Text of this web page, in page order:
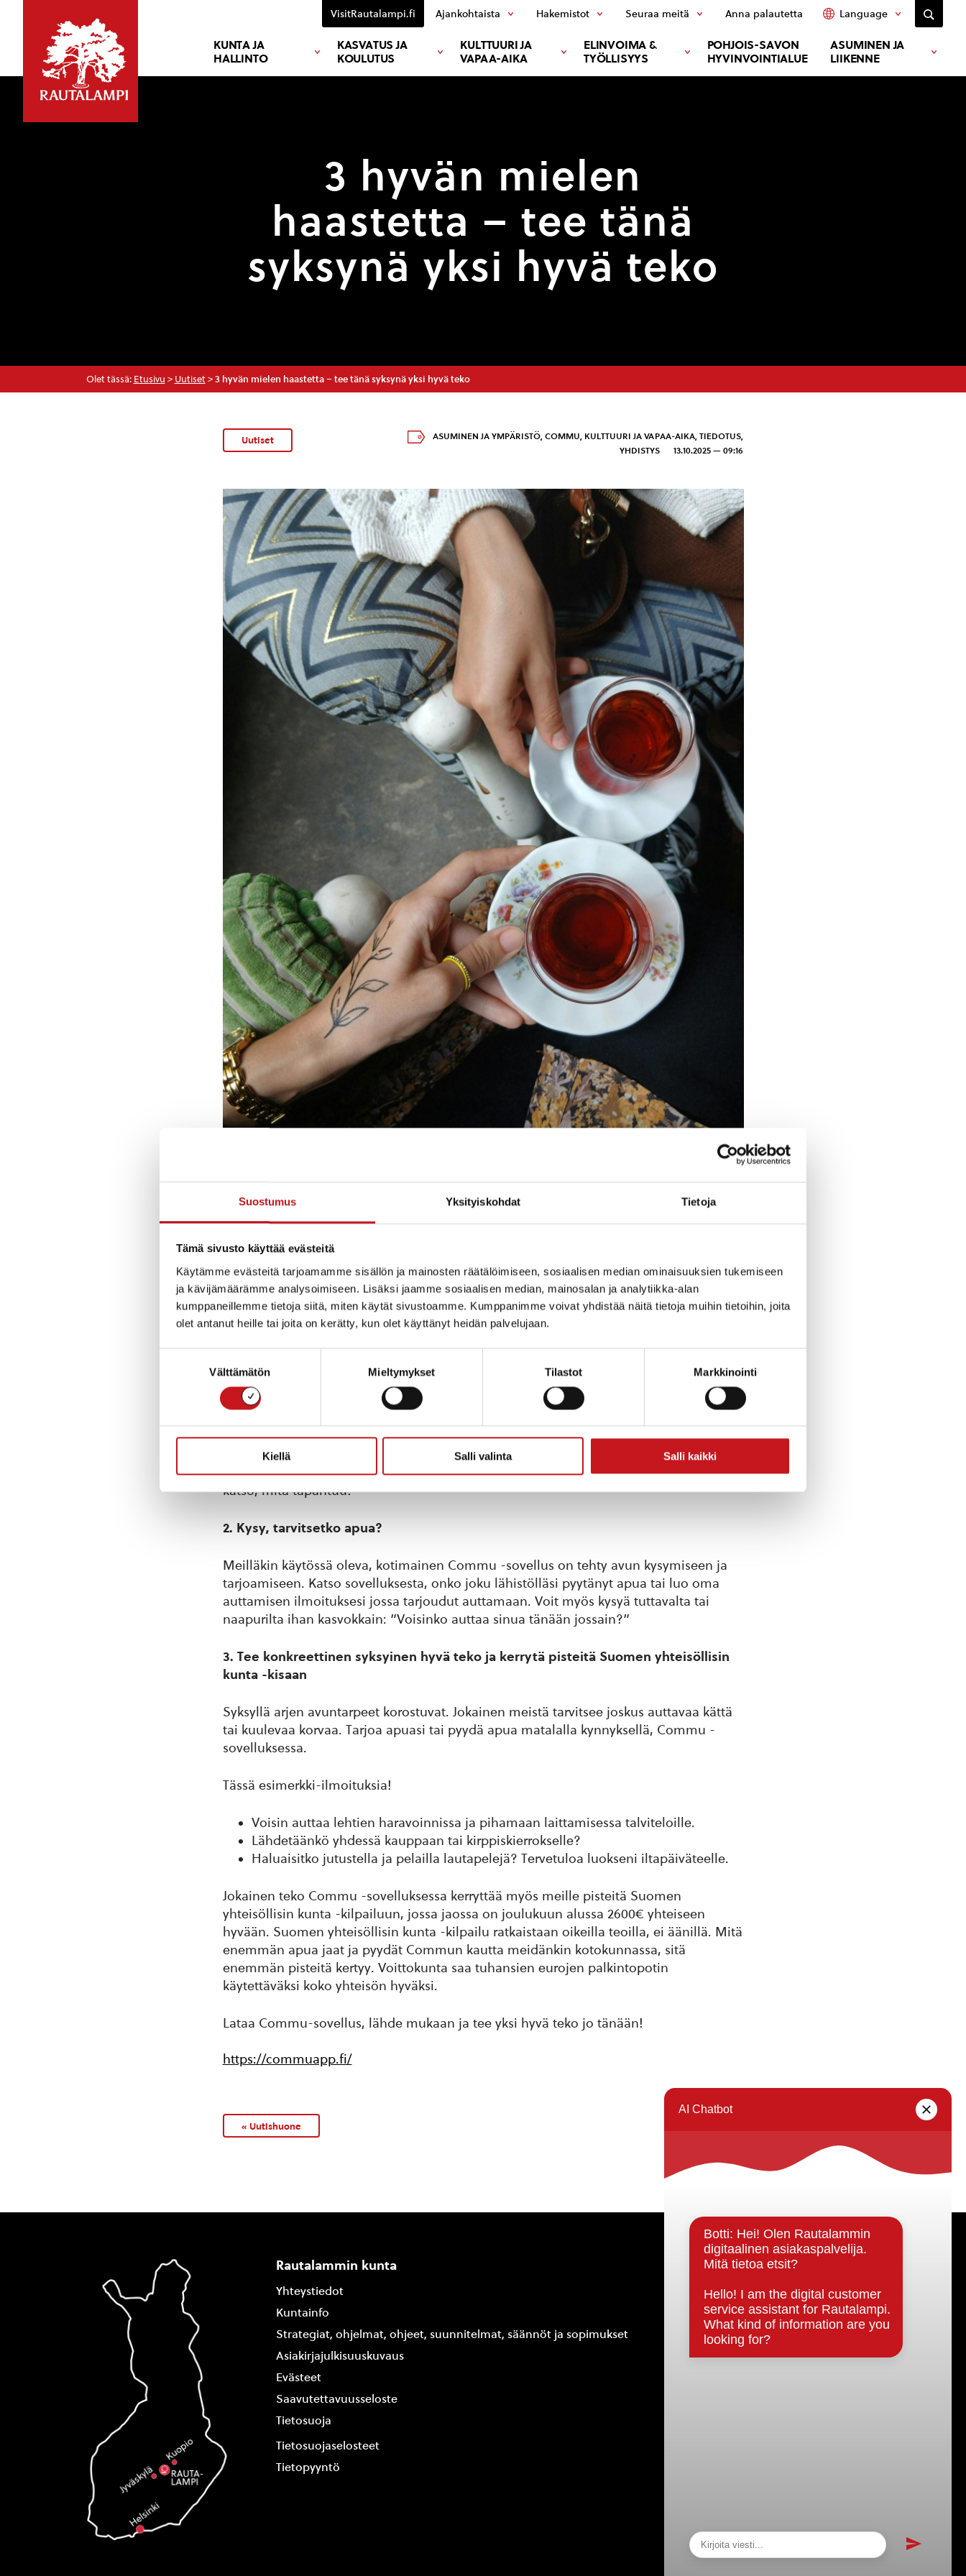
Suostumus Yksityiskohdat Tietoja
Tämä sivusto käyttää evästeitä
Käytämme evästeitä tarjoamamme sisällön ja mainosten räätälöimiseen, sosiaalisen median ominaisuuksien tukemiseen
ja kävijämäärämme analysoimiseen. Lisäksi jaamme sosiaalisen median, mainosalan ja analytiikka-alan
kumppaneillemme tietoja siitä, miten käytät sivustoamme. Kumppanimme voivat yhdistää näitä tietoja muihin tietoihin, joita
olet antanut heille tai joita on kerätty, kun olet käyttänyt heidän palvelujaan.
Välttämätön Mieltymykset Tilastot Markkinointi
Kiellä Salli valinta Salli kaikki
KUNTA JA
HALLINTO
KASVATUS JA
KOULUTUS
KULTTUURI JA
VAPAA-AIKA
ELINVOIMA &
TYÖLLISYYS
POHJOIS-SAVON
HYVINVOINTIALUE
ASUMINEN JA
LIIKENNE
VisitRautalampi.fi Ajankohtaista Hakemistot Seuraa meitä Anna palautetta Language
3 hyvän mielen
haastetta – tee tänä
syksynä yksi hyvä teko
Olet tässä: Etusivu > Uutiset> 3 hyvän mielen haastetta – tee tänä syksynä yksi hyvä teko
Uutiset ASUMINEN JA YMPÄRISTÖ,COMMU, KULTTUURI JA VAPAA-AIKA,TIEDOTUS,
YHDISTYS
13.10.2025 — 09:16
pieniä hyviä tekoja. Yhteisöllisyys syntyy arjen kohtaamisista ja siitä, että välitämme
toisistamme, oli kyse sitten naapurista, tutusta tai tuntemattomasta.
Haastamme kaikki asukkaamme mukaan tekemään pieniä tekoja, jotka tuovat hyvää
mieltä sekä auttajalle että autettavalle.
1. Tervehdi naapuria
Usein arjen kiireissä unohtuu, kuinka suuri vaikutus pienellä tervehdyksellä voi olla.
Katseen kohtaaminen ja suotu hymy voivat tehdä jonkun päivästä paljon
valoisamman. Lokakuun aikana kokeile tervehtiä jokaista naapuria, jonka kohtaat ja
katso, mitä tapahtuu!
2. Kysy, tarvitsetko apua?
Meilläkin käytössä oleva, kotimainen Commu -sovellus on tehty avun kysymiseen ja
tarjoamiseen. Katso sovelluksesta, onko joku lähistölläsi pyytänyt apua tai luo oma
auttamisen ilmoituksesi jossa tarjoudut auttamaan. Voit myös kysyä tuttavalta tai
naapurilta ihan kasvokkain: ”Voisinko auttaa sinua tänään jossain?”
3. Tee konkreettinen syksyinen hyvä teko ja kerrytä pisteitä Suomen yhteisöllisin
kunta -kisaan
Syksyllä arjen avuntarpeet korostuvat. Jokainen meistä tarvitsee joskus auttavaa kättä
tai kuulevaa korvaa. Tarjoa apuasi tai pyydä apua matalalla kynnyksellä, Commu -
sovelluksessa.
Tässä esimerkki-ilmoituksia!
Voisin auttaa lehtien haravoinnissa ja pihamaan laittamisessa talviteloille.
Lähdetäänkö yhdessä kauppaan tai kirppiskierrokselle?
Haluaisitko jutustella ja pelailla lautapelejä? Tervetuloa luokseni iltapäiväteelle.
Jokainen teko Commu -sovelluksessa kerryttää myös meille pisteitä Suomen
yhteisöllisin kunta -kilpailuun, jossa jaossa on joulukuun alussa 2600€ yhteiseen
hyvään. Suomen yhteisöllisin kunta -kilpailu ratkaistaan oikeilla teoilla, ei äänillä. Mitä
enemmän apua jaat ja pyydät Commun kautta meidänkin kotokunnassa, sitä
enemmän pisteitä kertyy. Voittokunta saa tuhansien eurojen palkintopotin
käytettäväksi koko yhteisön hyväksi.
Lataa Commu-sovellus, lähde mukaan ja tee yksi hyvä teko jo tänään!
https://commuapp.fi/
« Uutishuone
Rautalammin kunta
Yhteystiedot
Kuntainfo
Strategiat, ohjelmat, ohjeet, suunnitelmat, säännöt ja sopimukset
Asiakirjajulkisuuskuvaus
Evästeet
Saavutettavuusseloste
Tietosuoja
Tietosuojaselosteet
Tietopyyntö
Päätöksenteko ja lähidemokratia
Päätökset, esityslistat & pöytäkirjat
Hallinto
Kunnanhallitus
Kunnanvaltuusto